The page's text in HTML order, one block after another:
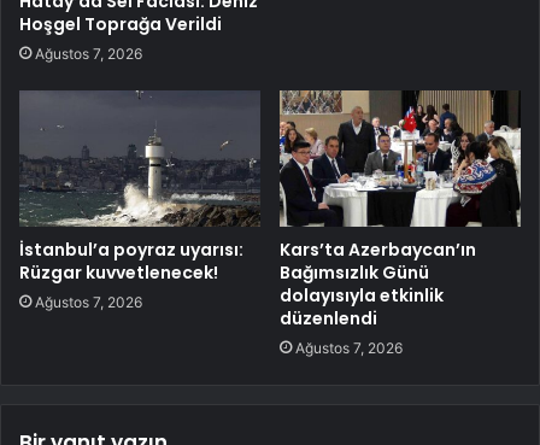
Hoşgel Toprağa Verildi
Ağustos 7, 2026
İstanbul’a poyraz uyarısı:
Rüzgar kuvvetlenecek!
Ağustos 7, 2026
Kars’ta Azerbaycan’ın
Bağımsızlık Günü
dolayısıyla etkinlik
düzenlendi
Ağustos 7, 2026